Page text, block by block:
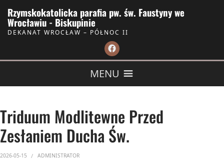
Rzymskokatolicka parafia pw. św. Faustyny we
Wrocławiu - Biskupinie
DEKANAT WROCŁAW – PÓŁNOC II
MENU
Triduum Modlitewne Przed
Zesłaniem Ducha Św.
2026-05-15 ADMINISTRATOR